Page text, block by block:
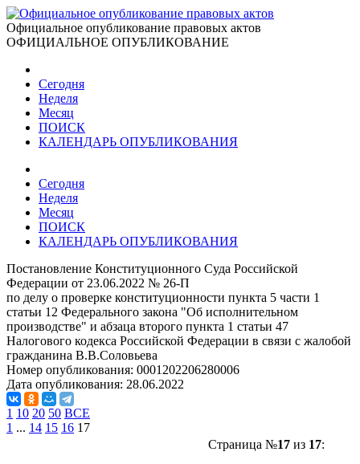
Официальное опубликование правовых актов
ОФИЦИАЛЬНОЕ ОПУБЛИКОВАНИЕ
Сегодня
Неделя
Месяц
ПОИСК
КАЛЕНДАРЬ ОПУБЛИКОВАНИЯ
Сегодня
Неделя
Месяц
ПОИСК
КАЛЕНДАРЬ ОПУБЛИКОВАНИЯ
Постановление Конституционного Суда Российской
Федерации от 23.06.2022 № 26-П
по делу о проверке конституционности пункта 5 части 1
статьи 12 Федерального закона "Об исполнительном
производстве" и абзаца второго пункта 1 статьи 47
Налогового кодекса Российской Федерации в связи с жалобой
гражданина В.В.Соловьева
Номер опубликования: 0001202206280006
Дата опубликования: 28.06.2022
1 10 20 50 ВСЕ
1 ... 14 15 16 17
Страница №17из 17: